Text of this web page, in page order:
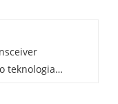
teknologia